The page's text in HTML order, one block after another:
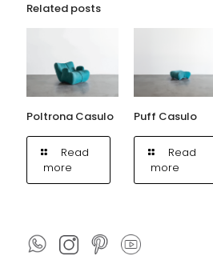
Related posts
Poltrona Casulo
Read
more
Puff Casulo
Read
more